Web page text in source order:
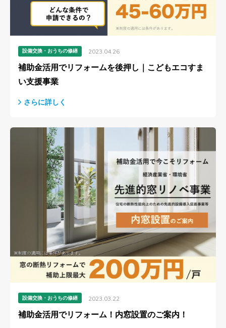
設備交換・おうちの修繕 2023.04.26
補助金活用でリフォームを後押し｜こどもエコすま
い支援事業
さらに詳しく
設備交換・おうちの修繕 2023.03.22
補助金活用でリフォーム！内窓設置のご案内！